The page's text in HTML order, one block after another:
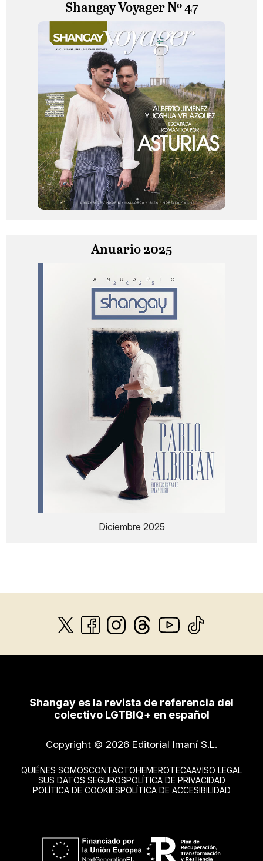
Shangay Voyager Nº 47
Anuario 2025
Diciembre 2025
Shangay es la revista de referencia del
colectivo LGTBIQ+ en español
Copyright © 2026 Editorial Imaní S.L.
QUIÉNES SOMOSCONTACTOHEMEROTECAAVISO LEGAL
SUS DATOS SEGUROSPOLÍTICA DE PRIVACIDAD
POLÍTICA DE COOKIESPOLÍTICA DE ACCESIBILIDAD